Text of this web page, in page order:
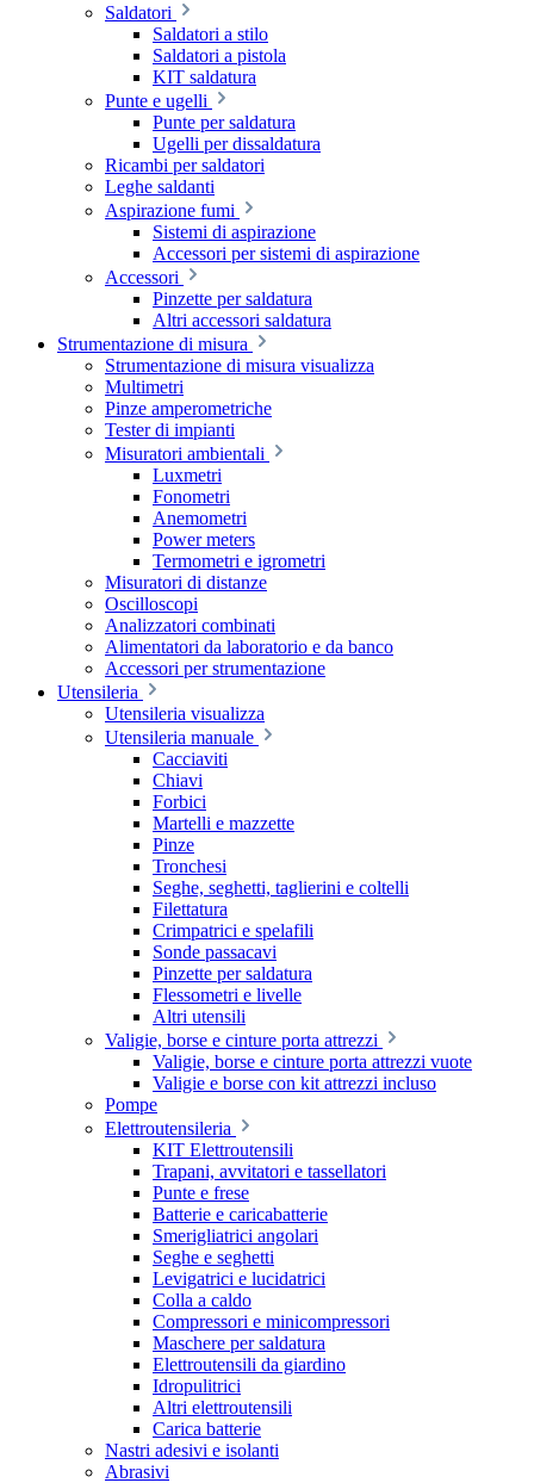
Saldatori
Saldatori a stilo
Saldatori a pistola
KIT saldatura
Punte e ugelli
Punte per saldatura
Ugelli per dissaldatura
Ricambi per saldatori
Leghe saldanti
Aspirazione fumi
Sistemi di aspirazione
Accessori per sistemi di aspirazione
Accessori
Pinzette per saldatura
Altri accessori saldatura
Strumentazione di misura
Strumentazione di misura visualizza
Multimetri
Pinze amperometriche
Tester di impianti
Misuratori ambientali
Luxmetri
Fonometri
Anemometri
Power meters
Termometri e igrometri
Misuratori di distanze
Oscilloscopi
Analizzatori combinati
Alimentatori da laboratorio e da banco
Accessori per strumentazione
Utensileria
Utensileria visualizza
Utensileria manuale
Cacciaviti
Chiavi
Forbici
Martelli e mazzette
Pinze
Tronchesi
Seghe, seghetti, taglierini e coltelli
Filettatura
Crimpatrici e spelafili
Sonde passacavi
Pinzette per saldatura
Flessometri e livelle
Altri utensili
Valigie, borse e cinture porta attrezzi
Valigie, borse e cinture porta attrezzi vuote
Valigie e borse con kit attrezzi incluso
Pompe
Elettroutensileria
KIT Elettroutensili
Trapani, avvitatori e tassellatori
Punte e frese
Batterie e caricabatterie
Smerigliatrici angolari
Seghe e seghetti
Levigatrici e lucidatrici
Colla a caldo
Compressori e minicompressori
Maschere per saldatura
Elettroutensili da giardino
Idropulitrici
Altri elettroutensili
Carica batterie
Nastri adesivi e isolanti
Abrasivi